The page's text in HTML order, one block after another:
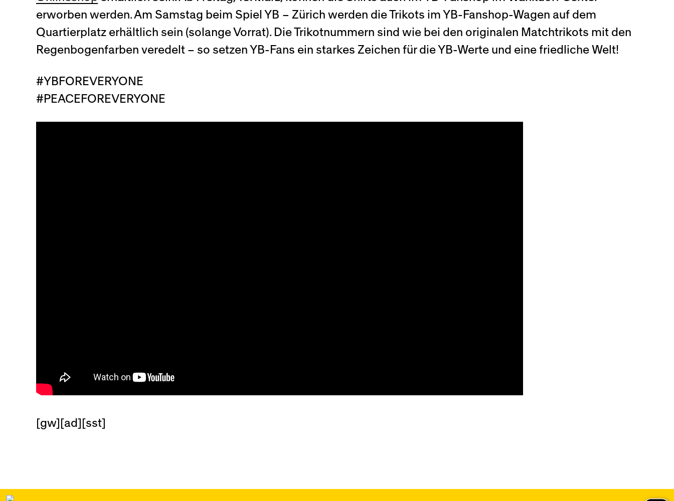
erworben werden. Am Samstag beim Spiel YB – Zürich werden die Trikots im YB-Fanshop-Wagen auf dem
Quartierplatz erhältlich sein (solange Vorrat). Die Trikotnummern sind wie bei den originalen Matchtrikots mit den
Regenbogenfarben veredelt – so setzen YB-Fans ein starkes Zeichen für die YB-Werte und eine friedliche Welt!
#YBFOREVERYONE
#PEACEFOREVERYONE
[gw][ad][sst]